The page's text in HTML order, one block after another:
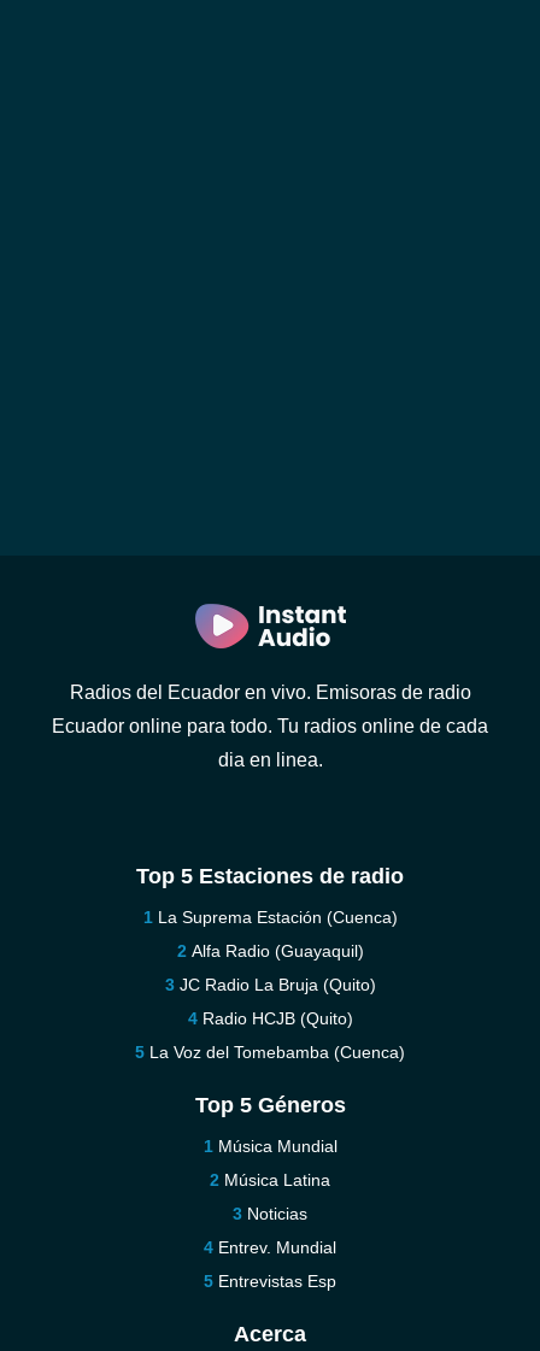
Radios del Ecuador en vivo. Emisoras de radio
Ecuador online para todo. Tu radios online de cada
dia en linea.
Top 5 Estaciones de radio
La Suprema Estación (Cuenca)
Alfa Radio (Guayaquil)
JC Radio La Bruja (Quito)
Radio HCJB (Quito)
La Voz del Tomebamba (Cuenca)
Top 5 Géneros
Música Mundial
Música Latina
Noticias
Entrev. Mundial
Entrevistas Esp
Acerca